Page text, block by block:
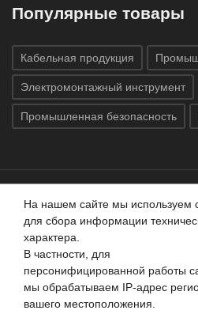
Популярные товары
Кабельная продукция
Электромонтажный инструмент
Промышленная безопасность
Все права защищены © 2020
защищены.Использование
Данный сайт не является
положениями статей
На нашем сайте мы используем
для сбора информации
характера.
В частности, для
персонифицированной работы
мы обрабатываем IP-адрес
вашего местоположения.